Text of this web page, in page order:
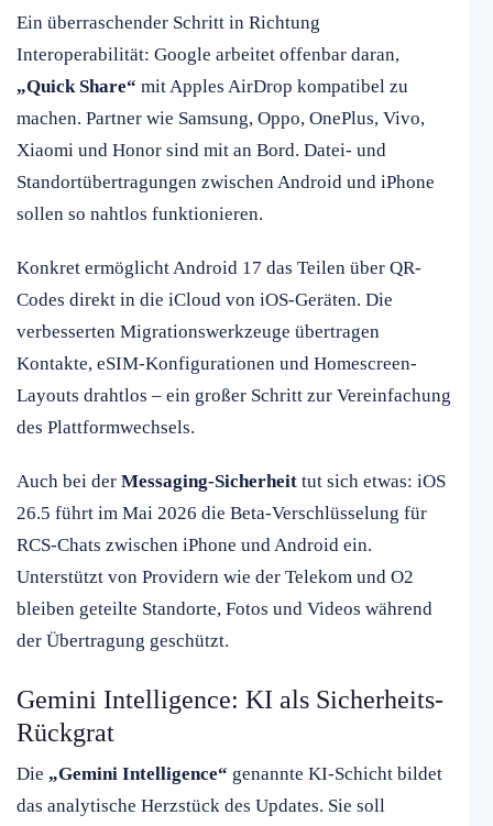
Ein überraschender Schritt in Richtung
Interoperabilität: Google arbeitet offenbar daran,
„Quick Share“ mit Apples AirDrop kompatibel zu
machen. Partner wie Samsung, Oppo, OnePlus, Vivo,
Xiaomi und Honor sind mit an Bord. Datei- und
Standortübertragungen zwischen Android und iPhone
sollen so nahtlos funktionieren.
Konkret ermöglicht Android 17 das Teilen über QR-
Codes direkt in die iCloud von iOS-Geräten. Die
verbesserten Migrationswerkzeuge übertragen
Kontakte, eSIM-Konfigurationen und Homescreen-
Layouts drahtlos – ein großer Schritt zur Vereinfachung
des Plattformwechsels.
Auch bei der Messaging-Sicherheit tut sich etwas: iOS
26.5 führt im Mai 2026 die Beta-Verschlüsselung für
RCS-Chats zwischen iPhone und Android ein.
Unterstützt von Providern wie der Telekom und O2
bleiben geteilte Standorte, Fotos und Videos während
der Übertragung geschützt.
Gemini Intelligence: KI als Sicherheits-
Rückgrat
Die „Gemini Intelligence“ genannte KI-Schicht bildet
das analytische Herzstück des Updates. Sie soll